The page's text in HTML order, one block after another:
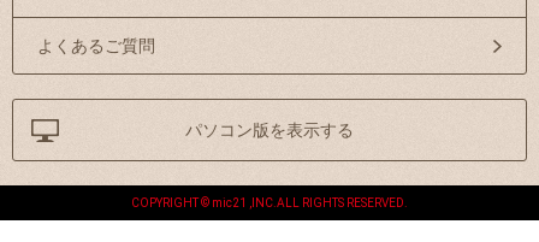
よくあるご質問
パソコン版を表示する
COPYRIGHT © mic21 ,INC.ALL RIGHTS RESERVED.